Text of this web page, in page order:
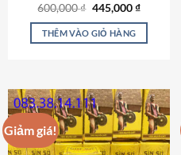
Được xếp
hạng5.00
5 sao
600,000₫ Giá
là:
600,000 ₫.
445,000₫Giá
tại
THÊM VÀO GIỎ HÀNG
Giảm giá!